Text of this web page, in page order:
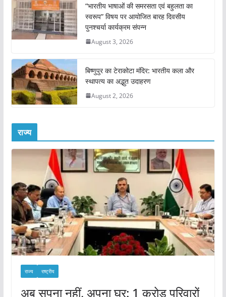
“भारतीय भाषाओं की समरसता एवं बहुलता का
स्वरूप” विषय पर आयोजित बारह दिवसीय
पुनश्चर्या कार्यक्रम संपन्न
August 3, 2026
बिष्णुपुर का टेराकोटा मंदिर: भारतीय कला और
स्थापत्य का अद्भुत उदाहरण
August 2, 2026
राज्य
राज्य राष्ट्रीय
अब सपना नहीं, अपना घर: 1 करोड़ परिवारों